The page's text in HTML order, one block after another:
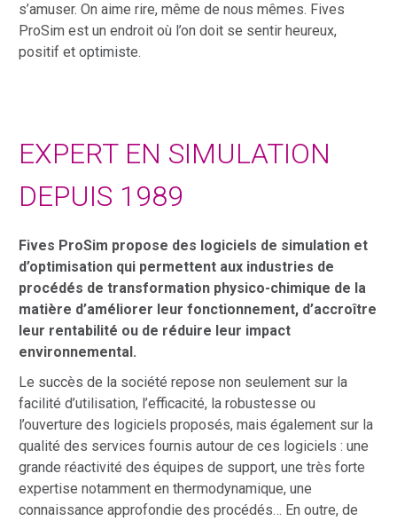
s’amuser. On aime rire, même de nous mêmes. Fives
ProSim est un endroit où l’on doit se sentir heureux,
positif et optimiste.
EXPERT EN SIMULATION
DEPUIS 1989
Fives ProSim propose des logiciels de simulation et
d’optimisation qui permettent aux industries de
procédés de transformation physico-chimique de la
matière d’améliorer leur fonctionnement, d’accroître
leur rentabilité ou de réduire leur impact
environnemental.
Le succès de la société repose non seulement sur la
facilité d’utilisation, l’efficacité, la robustesse ou
l’ouverture des logiciels proposés, mais également sur la
qualité des services fournis autour de ces logiciels : une
grande réactivité des équipes de support, une très forte
expertise notamment en thermodynamique, une
connaissance approfondie des procédés… En outre, de